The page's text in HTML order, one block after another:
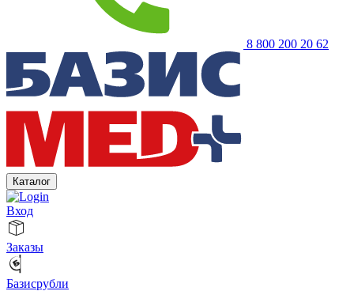
8 800 200 20 62
Каталог
Вход
Заказы
Базисрубли